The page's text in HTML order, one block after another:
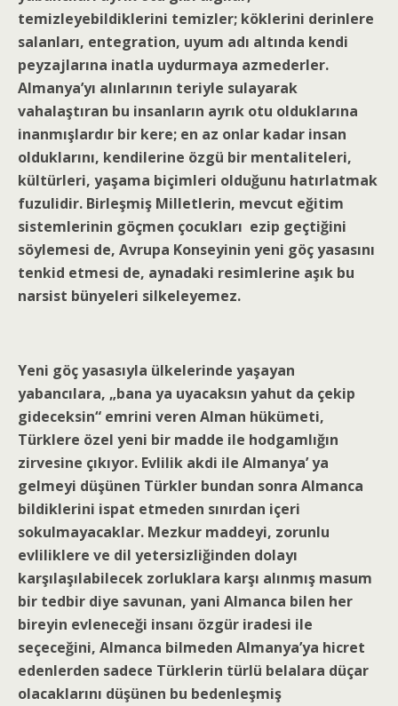
temizleyebildiklerini temizler; köklerini derinlere
salanları, entegration, uyum adı altında kendi
peyzajlarına inatla uydurmaya azmederler.
Almanya’yı alınlarının teriyle sulayarak
vahalaştıran bu insanların ayrık otu olduklarına
inanmışlardır bir kere; en az onlar kadar insan
olduklarını, kendilerine özgü bir mentaliteleri,
kültürleri, yaşama biçimleri olduğunu hatırlatmak
fuzulidir. Birleşmiş Milletlerin, mevcut eğitim
sistemlerinin göçmen çocukları ezip geçtiğini
söylemesi de, Avrupa Konseyinin yeni göç yasasını
tenkid etmesi de, aynadaki resimlerine aşık bu
narsist bünyeleri silkeleyemez.
Yeni göç yasasıyla ülkelerinde yaşayan
yabancılara, „bana ya uyacaksın yahut da çekip
gideceksin“ emrini veren Alman hükümeti,
Türklere özel yeni bir madde ile hodgamlığın
zirvesine çıkıyor. Evlilik akdi ile Almanya’ ya
gelmeyi düşünen Türkler bundan sonra Almanca
bildiklerini ispat etmeden sınırdan içeri
sokulmayacaklar. Mezkur maddeyi, zorunlu
evliliklere ve dil yetersizliğinden dolayı
karşılaşılabilecek zorluklara karşı alınmış masum
bir tedbir diye savunan, yani Almanca bilen her
bireyin evleneceği insanı özgür iradesi ile
seçeceğini, Almanca bilmeden Almanya’ya hicret
edenlerden sadece Türklerin türlü belalara düçar
olacaklarını düşünen bu bedenleşmiş